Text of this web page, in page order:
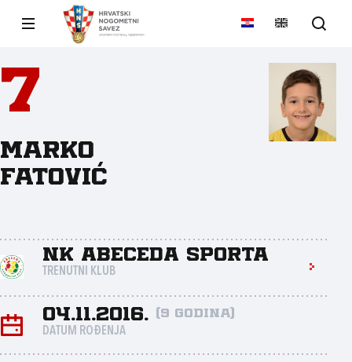
7
Marko
Fatović
NK Abeceda sporta
TRENUTNI KLUB
04.11.2016. (9 godina)
DATUM ROĐENJA